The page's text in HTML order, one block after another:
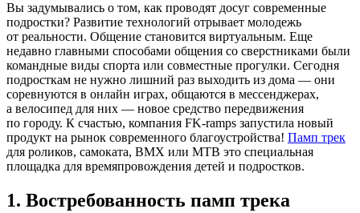
Вы задумывались о том, как проводят досуг современные
подростки? Развитие технологий отрывает молодежь
от реальности. Общение становится виртуальным. Еще
недавно главными способами общения со сверстниками были
командные виды спорта или совместные прогулки. Сегодня
подросткам не нужно лишний раз выходить из дома — они
соревнуются в онлайн играх, общаются в мессенджерах,
а велосипед для них — новое средство передвижения
по городу. К счастью, компания FK-ramps запустила новый
продукт на рынок современного благоустройства! Памп трек
для роликов, самоката, BMX или MTB это специальная
площадка для времяпровождения детей и подростков.
1. Востребованность памп трека